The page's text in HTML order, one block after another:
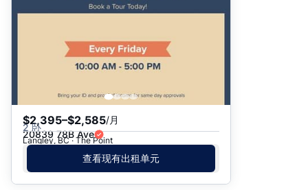
$2,395–$2,585/月
2 卧
20839 78B Ave
Langley, BC · The Point
查看现有出租单元